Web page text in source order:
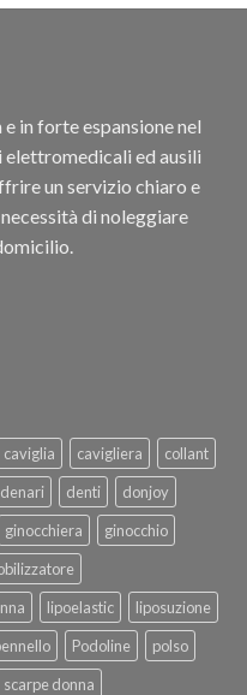
in forte espansione nel
elettromedicali ed ausili
un servizio chiaro e
di noleggiare
caviglia cavigliera
collant
denari denti
donjoy
ginocchiera
ginocchio
lipoelastic
liposuzione
Podoline
polso
scarpe donna